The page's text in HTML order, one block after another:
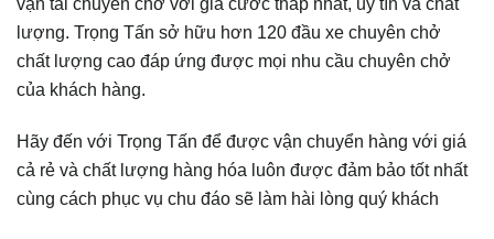
lượng. Trọng Tấn sở hữu hơn 120 đầu xe chuyên chở
chất lượng cao đáp ứng được mọi nhu cầu chuyên chở
của khách hàng.
Hãy đến với Trọng Tấn để được vận chuyển hàng với giá
cả rẻ và chất lượng hàng hóa luôn được đảm bảo tốt nhất
cùng cách phục vụ chu đáo sẽ làm hài lòng quý khách